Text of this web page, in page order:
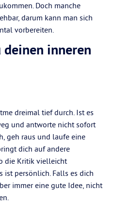
Doch manche
darum kann man sich
vorbereiten.
inneren
dreimal tief durch. Ist es
und antworte nicht sofort
geh raus und laufe eine
dich auf andere
die Kritik vielleicht
ist persönlich. Falls es dich
immer eine gute Idee, nicht